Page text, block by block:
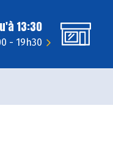
13:30
- 19h30